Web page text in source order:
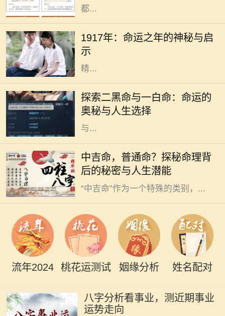
都...
1917年：命运之年的神秘与启
示
1917年，这一年在历史的长河中显得
格外引人注目。在这一年中，发生了
许多影响深远的事件，尽管我们在这
里并不讨论政治，而是从个人命运和
精...
探索二黑命与一白命：命运的
奥秘与人生选择
在命理学中，每个人的命运都被认为
与其出生时的八字密切相关。而在这
些八字中，尤其是二黑命和一白命这
两种命理类型，常常引起人们的关注
与...
中吉命，普通命？探秘命理背
后的秘密与人生潜能
在中国传统命理学中，人们常常将自
己的命运与生辰八字联系在一起，其
中“吉”和“凶”是最为常见的分类。而
“中吉命”作为一个特殊的类别，...
流年2024 桃花运测试 姻缘分析 姓名配对
八字分析看事业，测近期事业
运势走向